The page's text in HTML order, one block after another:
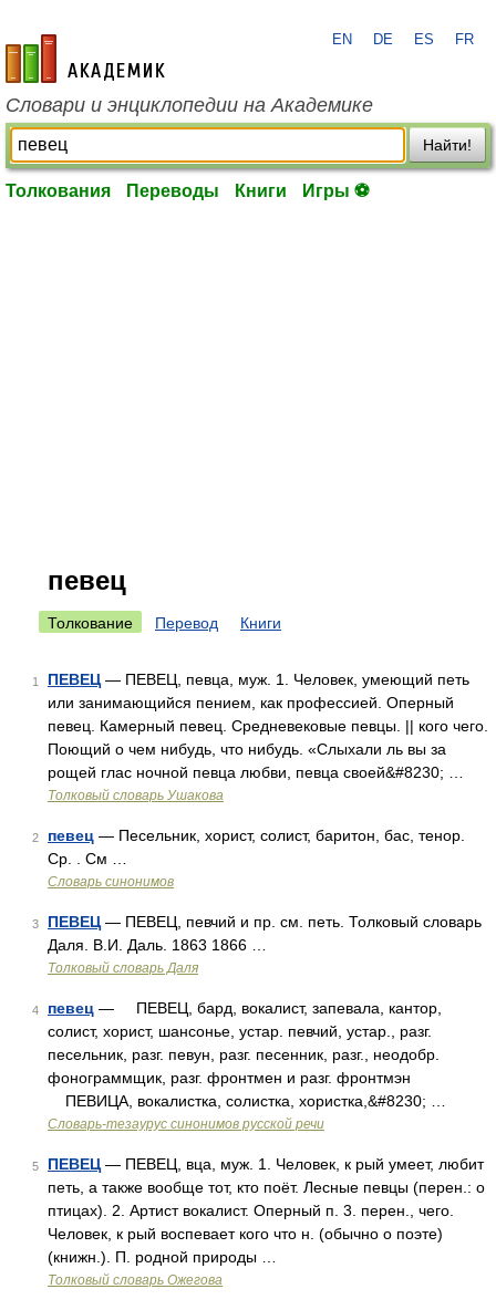
academic.ru
EN DE ES FR
Словари и энциклопедии на Академике
Найти!
Толкования Переводы Книги Игры ⚽
певец
Толкование Перевод Книги
1 ПЕВЕЦ — ПЕВЕЦ, певца, муж. 1. Человек, умеющий петь
или занимающийся пением, как профессией. Оперный
певец. Камерный певец. Средневековые певцы. || кого чего.
Поющий о чем нибудь, что нибудь. «Слыхали ль вы за
рощей глас ночной певца любви, певца своей&#8230; …
Толковый словарь Ушакова
2 певец — Песельник, хорист, солист, баритон, бас, тенор.
Ср. . См …
Словарь синонимов
3 ПЕВЕЦ — ПЕВЕЦ, певчий и пр. см. петь. Толковый словарь
Даля. В.И. Даль. 1863 1866 …
Толковый словарь Даля
4 певец — ПЕВЕЦ, бард, вокалист, запевала, кантор,
солист, хорист, шансонье, устар. певчий, устар., разг.
песельник, разг. певун, разг. песенник, разг., неодобр.
фонограммщик, разг. фронтмен и разг. фронтмэн
ПЕВИЦА, вокалистка, солистка, хористка,&#8230; …
Словарь-тезаурус синонимов русской речи
5 ПЕВЕЦ — ПЕВЕЦ, вца, муж. 1. Человек, к рый умеет, любит
петь, а также вообще тот, кто поёт. Лесные певцы (перен.: о
птицах). 2. Артист вокалист. Оперный п. 3. перен., чего.
Человек, к рый воспевает кого что н. (обычно о поэте)
(книжн.). П. родной природы …
Толковый словарь Ожегова